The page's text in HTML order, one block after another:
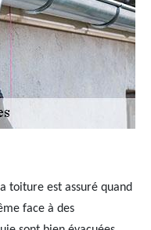
toiture est assuré quand
face à des